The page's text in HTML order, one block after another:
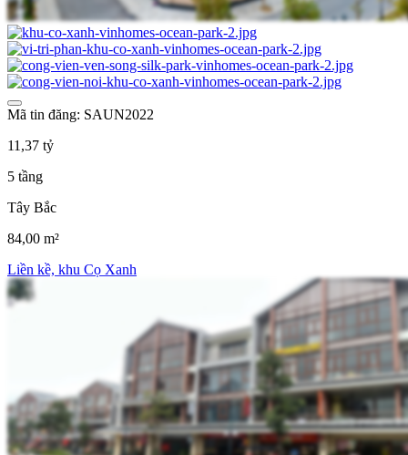
Mã tin đăng: SAUN2022
11,37 tỷ
5 tầng
Tây Bắc
84,00 m²
Liền kề, khu Cọ Xanh